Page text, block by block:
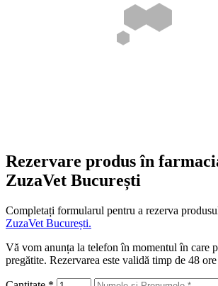
Rezervare produs în
ZuzaVet București
Completați formularul pentru a rezerva
ZuzaVet București.
Vă vom anunța la telefon în momentul în care
pregătite. Rezervarea este validă timp de 48